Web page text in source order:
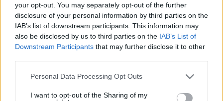
your opt-out. You may separately opt-out of the further
disclosure of your personal information by third parties on the
IAB’s list of downstream participants. This information may
also be disclosed by us to third parties on the IAB’s List of
Downstream Participants that may further disclose it to other
Please note that this website/app uses one or more Google
not limited to your visit or usage behaviour. You may click to
Personal Data Processing Opt Outs
I want to opt-out of the Sharing of my
Μ.Γ ΕΝΑΣ ΑΚΟΜΑ ΤΙΣ ΕΛΙΤ
08.04.2020, 21:58
Δυο τρεις μερες μετα τις τελευταιες δημοσκοπησεις
και εχουμε τον Τσιπρα να χαζογελαει με τον σκυλο
εχουμε το προγραμμα του συριζα για την οικονομια
εχουμε επανεμφανιση Πολακη κλπ,κλπ,κλπ. Οχι οτι
ΑΠΑΝΤΗΣΗ